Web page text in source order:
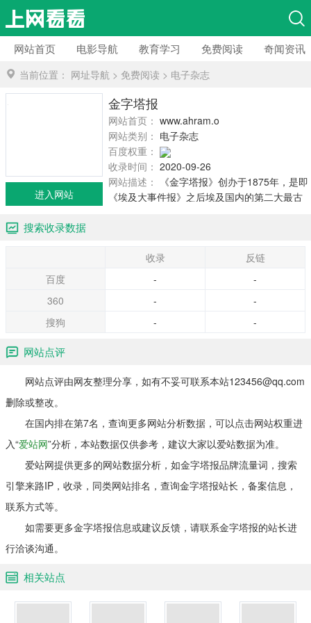
网站首页 电影导航 教育学习 免费阅读 奇闻资讯
当前位置： 网址导航 > 免费阅读 > 电子杂志
金字塔报
网站首页： www.ahram.org.eg
网站类别： 电子杂志
百度权重：
收录时间： 2020-09-26
网站描述：
《金字塔报》创办于1875年，是即
《埃及大事件报》之后埃及国内的第二大最古
以上，发行量占全埃及报业市场的55%，周五
进入网站
搜索收录数据
收录
反链
百度
-
-
360
-
-
搜狗
- -
网站点评
网站点评由网友整理分享，如有不妥可联系本站123456@qq.com
删除或整改。
在国内排在第7名，查询更多网站分析数据，可以点击网站权重进
入“爱站网”分析，本站数据仅供参考，建议大家以爱站数据为准。
爱站网提供更多的网站数据分析，如金字塔报品牌流量词，搜索
引擎来路IP，收录，同类网站排名，查询金字塔报站长，备案信息，
联系方式等。
如需要更多金字塔报信息或建议反馈，请联系金字塔报的站长进
行洽谈沟通。
相关站点